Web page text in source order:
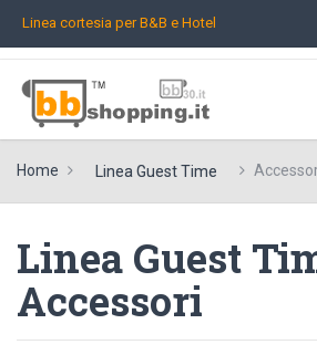
Linea cortesia per B&B e Hotel
Home Linea Guest Time
Linea Guest
Accessori